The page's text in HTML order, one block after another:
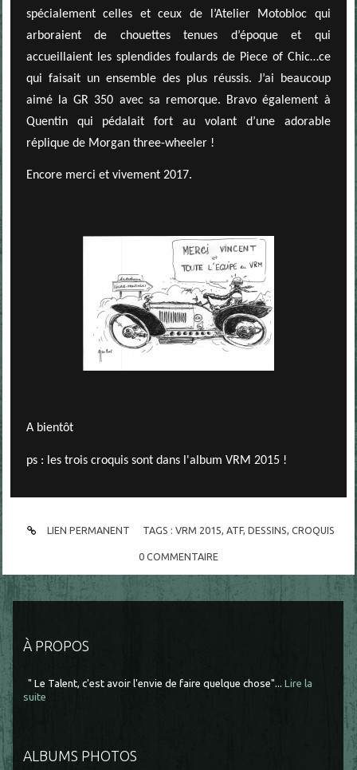
À PROPOS
" Le Talent, c'est avoir l'envie de faire quelque chose"... Lire la
suite
ALBUMS PHOTOS
spécialement celles et ceux de l’Atelier Motobloc qui
arboraient de chouettes tenues d’époque et qui
accueillaient les splendides foulards de Piece of Chic…ce
qui faisait un ensemble des plus réussis. J’ai beaucoup
aimé la GR 350 avec sa remorque. Bravo également à
Quentin qui pédalait fort au volant d’une adorable
réplique de Morgan three-wheeler !
Encore merci et vivement 2017.
A bientôt
ps : les trois croquis sont dans l'album VRM 2015 !
LIEN PERMANENT TAGS : VRM 2015, ATF, DESSINS, CROQUIS
0 COMMENTAIRE